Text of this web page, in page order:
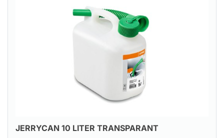
JERRYCAN 10 LITER TRANSPARANT